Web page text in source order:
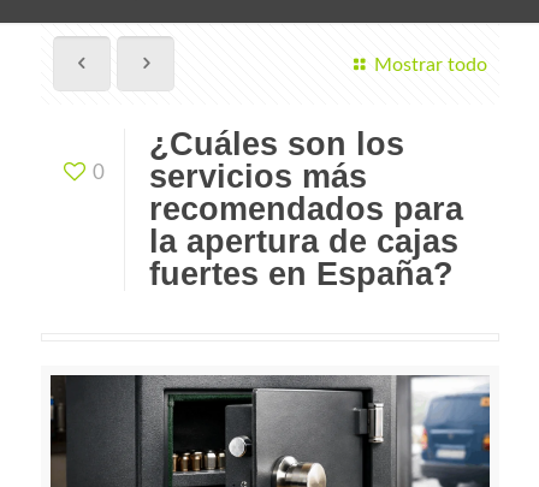
Mostrar todo
0
¿Cuáles son los
servicios más
recomendados para
la apertura de cajas
fuertes en España?